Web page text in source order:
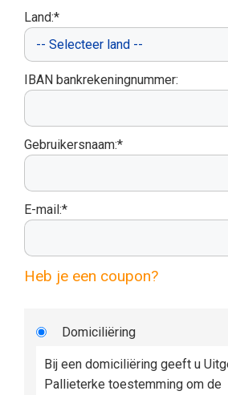
Land:*
IBAN bankrekeningnummer:
Gebruikersnaam:*
E-mail:*
Heb je een coupon?
Domiciliëring
Bij een domiciliëring geeft u
Pallieterke toestemming om de